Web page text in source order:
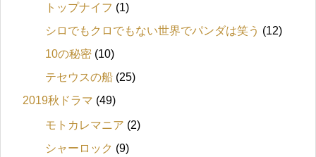
トップナイフ (1)
シロでもクロでもない世界でパンダは笑う (12)
10の秘密 (10)
テセウスの船 (25)
2019秋ドラマ (49)
モトカレマニア (2)
シャーロック (9)